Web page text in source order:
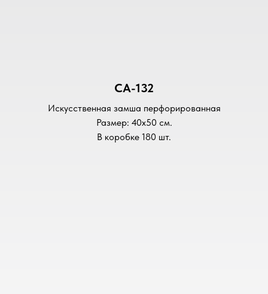
CA-132
Искусственная замша перфорированная
Размер: 40х50 см.
В коробке 180 шт.